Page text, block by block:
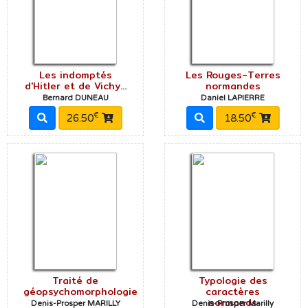
Les indomptés
d'Hitler et de Vichy...
Bernard DUNEAU
26.50€
Les Rouges-Terres
normandes
Daniel LAPIERRE
18.50€
Traité de
géopsychomorphologie
Denis-Prosper MARILLY
Typologie des
caractères
normands
Denis-Prosper Marilly